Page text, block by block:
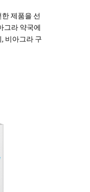
제품을 선
그라 약국에
비아그라 구